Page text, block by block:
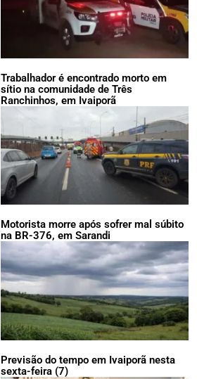
Trabalhador é encontrado morto em
sítio na comunidade de Três
Ranchinhos, em Ivaiporã
Motorista morre após sofrer mal súbito
na BR-376, em Sarandi
Previsão do tempo em Ivaiporã nesta
sexta-feira (7)